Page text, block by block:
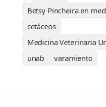
Betsy Pincheira en
cetáceos
Medicina Veterinaria
unab
varamiento